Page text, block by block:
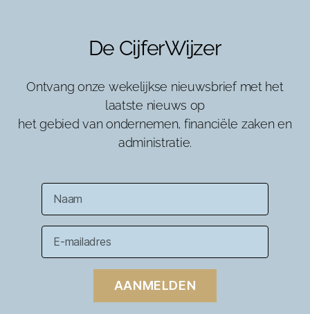
De CijferWijzer
Ontvang onze wekelijkse nieuwsbrief met het
laatste nieuws op
het gebied van ondernemen, financiële zaken en
administratie.
AANMELDEN